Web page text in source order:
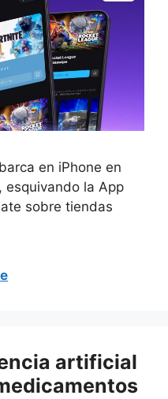
en iPhone en
esquivando la App
sobre tiendas
artificial